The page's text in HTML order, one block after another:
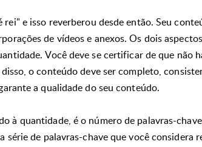
rei" e isso reverberou desde então.Seu
de vídeos e anexos.Os dois
Você deve se certificar de que não
o conteúdo deve ser completo,
a qualidade do seu conteúdo.
à quantidade, é o número de palavras-
série de palavras-chave que você considera